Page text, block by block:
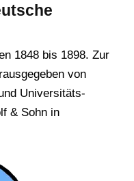
1848 bis 1898. Zur
von
Universitäts-
& Sohn in